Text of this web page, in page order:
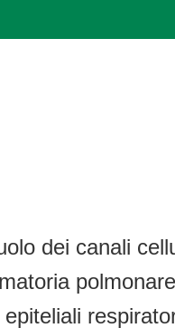
dei canali